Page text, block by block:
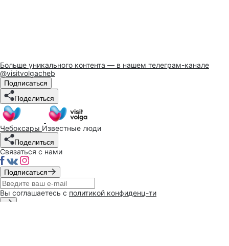
Больше уникального контента — в нашем телеграм-канале
@visitvolgacheb
Подписаться
Поделиться
Чебоксары Известные люди
Поделиться
Связаться с нами
Подписаться
Вы соглашаетесь с политикой конфиденц-ти